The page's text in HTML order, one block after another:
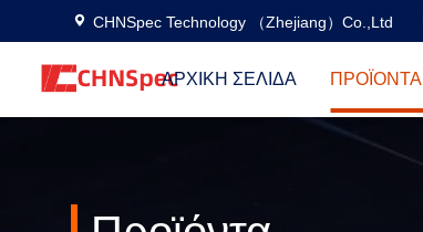
CHNSpec Technology （Zhejiang）Co.,Ltd
ΑΡΧΙΚΉ ΣΕΛΊΔΑ ΠΡΟΪΌΝΤΑ